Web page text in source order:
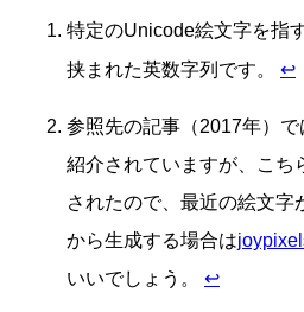
特定のUnicode絵文字を指
挟まれた英数字列です。 ↩
参照先の記事（2017年）で
紹介されていますが、こち
されたので、最近の絵文字
から生成する場合は
いいでしょう。 ↩